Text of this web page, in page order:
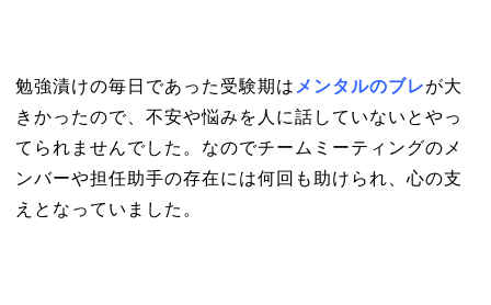
勉強漬けの毎日であった受験期は メンタルのブレが大
きかったので、不安や悩みを人に話していないとやっ
てられませんでした。なのでチームミーティングのメ
ンバーや担任助手の存在には何回も助けられ、心の支
えとなっていました。